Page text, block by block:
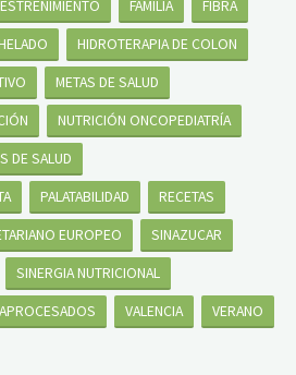
ESTREÑIMIENTO FAMILIA
FIBRA
HIDROTERAPIA DE COLON
METAS DE SALUD
NUTRICIÓN ONCOPEDIATRÍA
DE SALUD
PALATABILIDAD
RECETAS
EUROPEO
SINAZUCAR
SINERGIA NUTRICIONAL
VALENCIA
VERANO